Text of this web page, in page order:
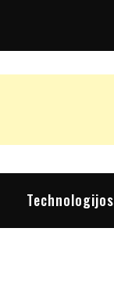
Technologijos